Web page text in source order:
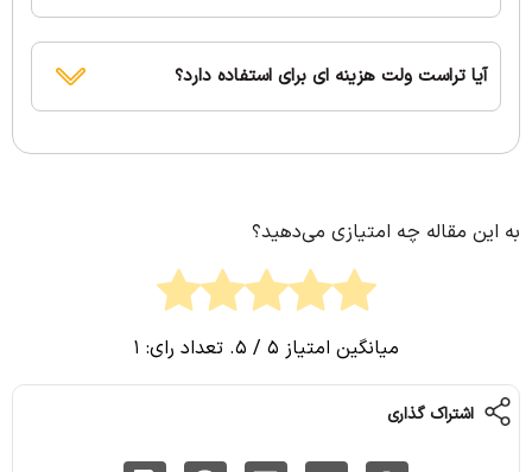
آیا تراست ولت هزینه‌ ای برای استفاده دارد؟
به این مقاله چه امتیازی می‌دهید؟
میانگین امتیاز 5 / 5. تعداد رای: 1
اشتراک گذاری